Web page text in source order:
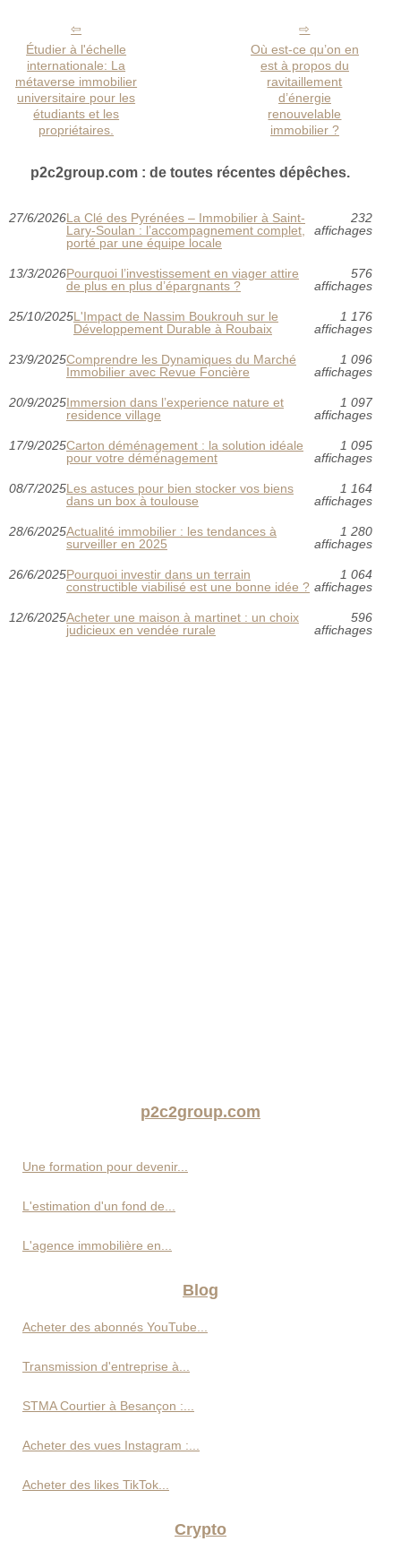
Étudier à l'échelle
internationale: La
métaverse immobilier
universitaire pour les
étudiants et les
propriétaires.
Où est-ce qu’on en
est à propos du
ravitaillement
d’énergie
renouvelable
immobilier ?
p2c2group.com : de toutes récentes dépêches.
27/6/2026La Clé des Pyrénées – Immobilier à Saint-
Lary-Soulan : l’accompagnement complet,
porté par une équipe locale
232
affichages
13/3/2026Pourquoi l’investissement en viager attire
de plus en plus d’épargnants ?
576
affichages
25/10/2025L'Impact de Nassim Boukrouh sur le
Développement Durable à Roubaix
1 176
affichages
23/9/2025Comprendre les Dynamiques du Marché
Immobilier avec Revue Foncière
1 096
affichages
20/9/2025Immersion dans l’experience nature et
residence village
1 097
affichages
17/9/2025Carton déménagement : la solution idéale
pour votre déménagement
1 095
affichages
08/7/2025Les astuces pour bien stocker vos biens
dans un box à toulouse
1 164
affichages
28/6/2025Actualité immobilier : les tendances à
surveiller en 2025
1 280
affichages
26/6/2025Pourquoi investir dans un terrain
constructible viabilisé est une bonne idée ?
1 064
affichages
12/6/2025Acheter une maison à martinet : un choix
judicieux en vendée rurale
596
affichages
p2c2group.com
Une formation pour devenir...
L'estimation d'un fond de...
L'agence immobilière en...
Blog
Acheter des abonnés YouTube...
Transmission d'entreprise à...
STMA Courtier à Besançon :...
Acheter des vues Instagram :...
Acheter des likes TikTok...
Crypto